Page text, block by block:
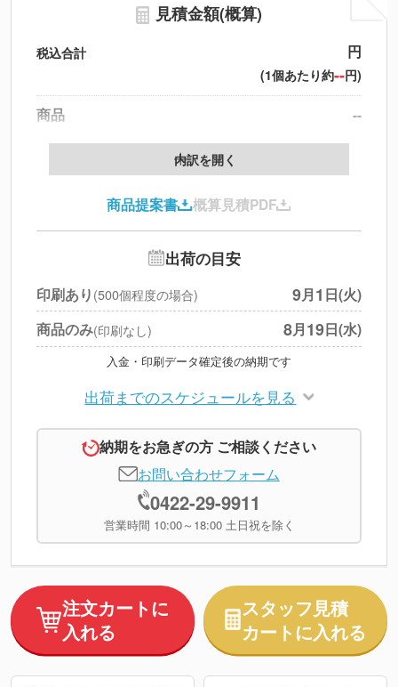
見積金額(概算)
税込合計 円
(1個あたり約--円)
商品
--
製版代
印刷代
北海道・沖縄・離島 別途
円
※上記小計は税別です
内訳を開く
商品提案書 概算見積PDF
出荷の目安
印刷あり (500個程度の場合) 9月1 日(火)
商品のみ(印刷なし) 8月19日(水)
入金・印刷データ確定後の納期です
出荷までのスケジュールを見る
納期をお急ぎの方 ご相談ください
お問い合わせフォーム
0422-29-9911
営業時間 10:00～18:00 土日祝を除く
注文カートに
入れる
スタッフ見積
カートに入れる